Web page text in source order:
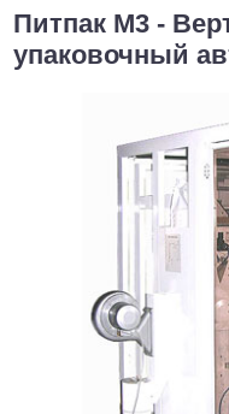
Питпак М3 -
упаковочный